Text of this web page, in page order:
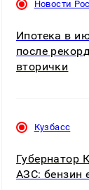
Новости
Ипотека в
после
вторички
Кузбасс
Губернатор
АЗС: бензин